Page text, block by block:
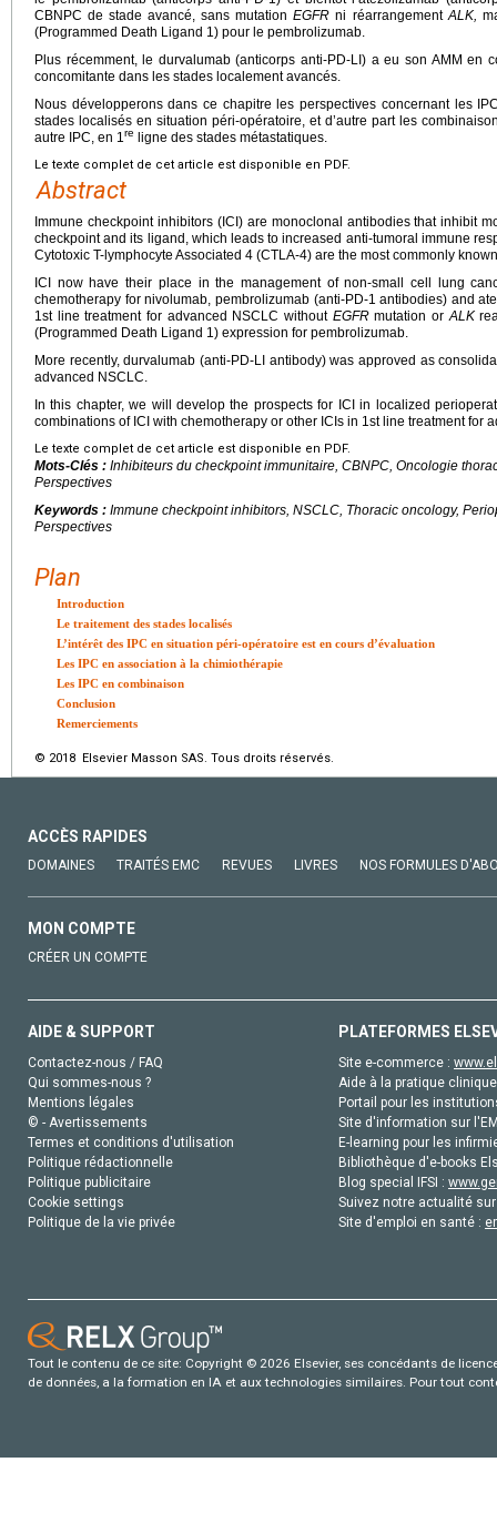
CBNPC de stade avancé, sans mutationEGFR ni réarrangementALK,
(Programmed Death Ligand 1) pour le pembrolizumab.
Plus récemment, le durvalumab (anticorps anti-PD-LI) a eu son AMM en
concomitante dans les stades localement avancés.
Nous développerons dans ce chapitre les perspectives concernant les
stades localisés en situation péri-opératoire, et d’autre part les
autre IPC, en 1re ligne des stades métastatiques.
Le texte complet de cet article est disponible en PDF.
Abstract
Immune checkpoint inhibitors (ICI) are monoclonal antibodies that inhibit
checkpoint and its ligand, which leads to increased anti-tumoral immune
Cytotoxic T-lymphocyte Associated 4 (CTLA-4) are the most commonly
ICI now have their place in the management of non-small cell lung
chemotherapy for nivolumab, pembrolizumab (anti-PD-1 antibodies) and
1st line treatment for advanced NSCLC without EGFRmutation orALK
(Programmed Death Ligand 1) expression for pembrolizumab.
More recently, durvalumab (anti-PD-LI antibody) was approved as
advanced NSCLC.
In this chapter, we will develop the prospects for ICI in localized
combinations of ICI with chemotherapy or other ICIs in 1st line treatment for
Le texte complet de cet article est disponible en PDF.
Mots-Clés : Inhibiteurs du checkpoint immunitaire, CBNPC, Oncologie
Perspectives
Keywords : Immune checkpoint inhibitors, NSCLC, Thoracic oncology,
Perspectives
Plan
Introduction
Le traitement des stades localisés
L’intérêt des IPC en situation péri-opératoire est en cours d’évaluation
Les IPC en association à la chimiothérapie
Les IPC en combinaison
Conclusion
Remerciements
© 2018 Elsevier Masson SAS. Tous droits réservés.
ACCÈS RAPIDES
DOMAINES TRAITÉS EMC REVUES LIVRES NOS FORMULES
MON COMPTE
CRÉER UN COMPTE
AIDE & SUPPORT
Contactez-nous / FAQ
Qui sommes-nous ?
Mentions légales
© - Avertissements
Termes et conditions d'utilisation
Politique rédactionnelle
Politique publicitaire
Cookie settings
Politique de la vie privée
PLATEFORMES
Site e-commerce :
Aide à la pratique
Portail pour les
Site d'information sur
E-learning pour les
Bibliothèque d'e-books
Blog special IFSI :
Suivez notre actualité
Site d'emploi en santé :
Tout le contenu de ce site: Copyright © 2026 Elsevier, ses concédants de
de données, a la formation en IA et aux technologies similaires. Pour tout